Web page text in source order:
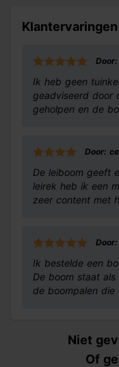
Klantervaringen
Ik heb geen
geadviseerd door
geholpen en de
Door:
De leiboom geeft
leirek heb ik een
zeer content met
Ik bestelde een
De boom staat
de boompalen die
Niet
Of